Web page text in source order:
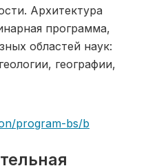
Архитектура
программа,
областей наук:
географии,
program-bs/b